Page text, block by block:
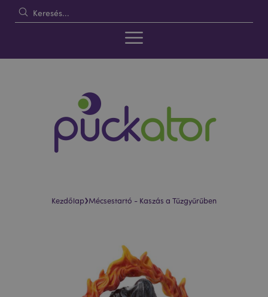
Kezdőlap›Mécsestartó - Kaszás a Tűzgyűrűben